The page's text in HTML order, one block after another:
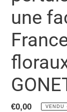
une
Prix
€0,00 VENDU